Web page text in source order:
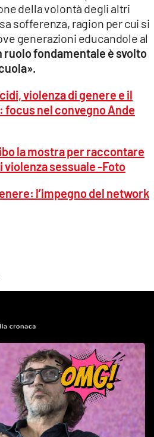
della volontà degli altri
sofferenza, ragion per cui si
generazioni educandole al
ruolo fondamentale è svolto
violenza di genere e il
focus nel convegno Ande
la mostra per raccontare
violenza sessuale -Foto
l’impegno del network